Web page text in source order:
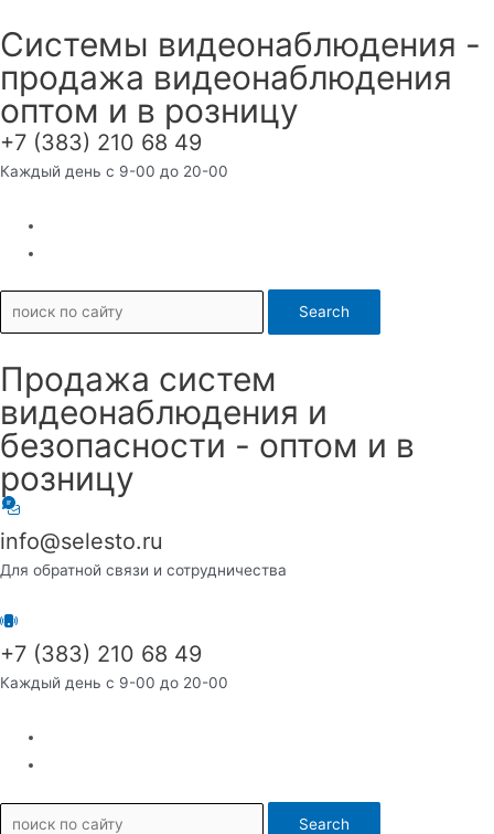
к
содержимому
Системы видеонаблюдения -
продажа видеонаблюдения
оптом и в розницу
+7 (383) 210 68 49
Каждый день с 9-00 до 20-00
Search
Продажа систем
видеонаблюдения и
безопасности - оптом и в
розницу
info@selesto.ru
Для обратной связи и сотрудничества
+7 (383) 210 68 49
Каждый день с 9-00 до 20-00
Search